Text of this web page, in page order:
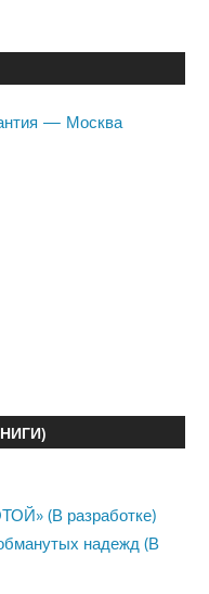
— Москва
(В разработке)
надежд (В